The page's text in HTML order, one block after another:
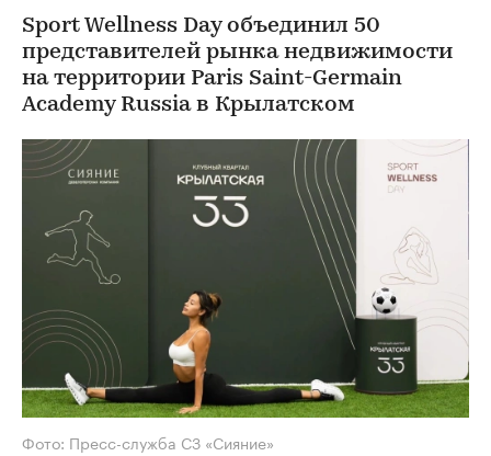
Sport Wellness Day объединил 50
представителей рынка недвижимости
на территории Paris Saint-Germain
Academy Russia в Крылатском
Фото: Пресс-служба СЗ «Сияние»